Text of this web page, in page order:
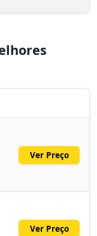
Ver Preço
Ver Preço